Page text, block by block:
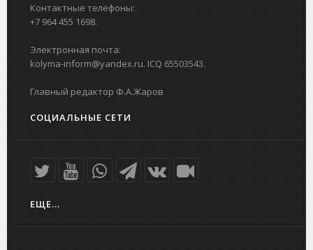
Контактные телефоны:
+7 964 455 1698.
Электронная почта:
kolyma-inform@yandex.ru. ICQ 65503543.
Главный редактор Ф.А.Жаров
СОЦИАЛЬНЫЕ СЕТИ
ЕЩЕ...